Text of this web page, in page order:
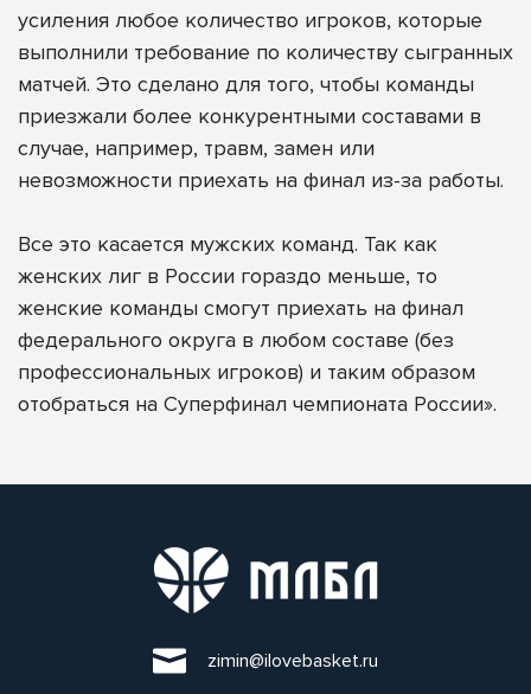
усиления любое количество игроков, которые
выполнили требование по количеству сыгранных
матчей. Это сделано для того, чтобы команды
приезжали более конкурентными составами в
случае, например, травм, замен или
невозможности приехать на финал из-за работы.
Все это касается мужских команд. Так как
женских лиг в России гораздо меньше, то
женские команды смогут приехать на финал
федерального округа в любом составе (без
профессиональных игроков) и таким образом
отобраться на Суперфинал чемпионата России».
zimin@ilovebasket.ru